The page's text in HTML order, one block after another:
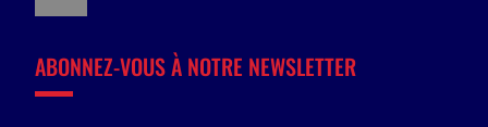
ABONNEZ-VOUS À NOTRE NEWSLETTER